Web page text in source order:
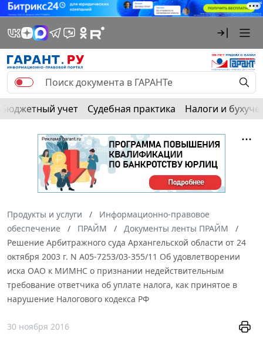
Бюджетный учет Судебная практика Налоги и
Продукты и услуги
Информационно-правовое
обеспечение
ПРАЙМ
Документы ленты ПРАЙМ
Решение Арбитражного суда Архангельской области от 24
октября 2003 г. N А05-7253/03-355/11 Об удовлетворении
иска ОАО к МИМНС о признании недействительным
требование ответчика об уплате налога, как принятое в
нарушение Налогового кодекса РФ
30 ноября 2016